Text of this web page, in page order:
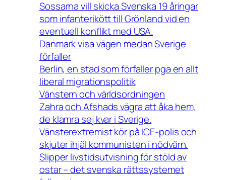
Sossarna vill skicka Svenska 19 åringar
som infanterikött till Grönland vid en
eventuell konflikt med USA.
Danmark visa vägen medan Sverige
förfaller
Berlin, en stad som förfaller pga en allt
liberal migrationspolitik
Vänstern och världsordningen
Zahra och Afshads vägra att åka hem,
de klamra sej kvar i Sverige.
Vänsterextremist kör på ICE-polis och
skjuter ihjäl kommunisten i nödvärn.
Slipper livstidsutvisning för stöld av
ostar – det svenska rättssystemet